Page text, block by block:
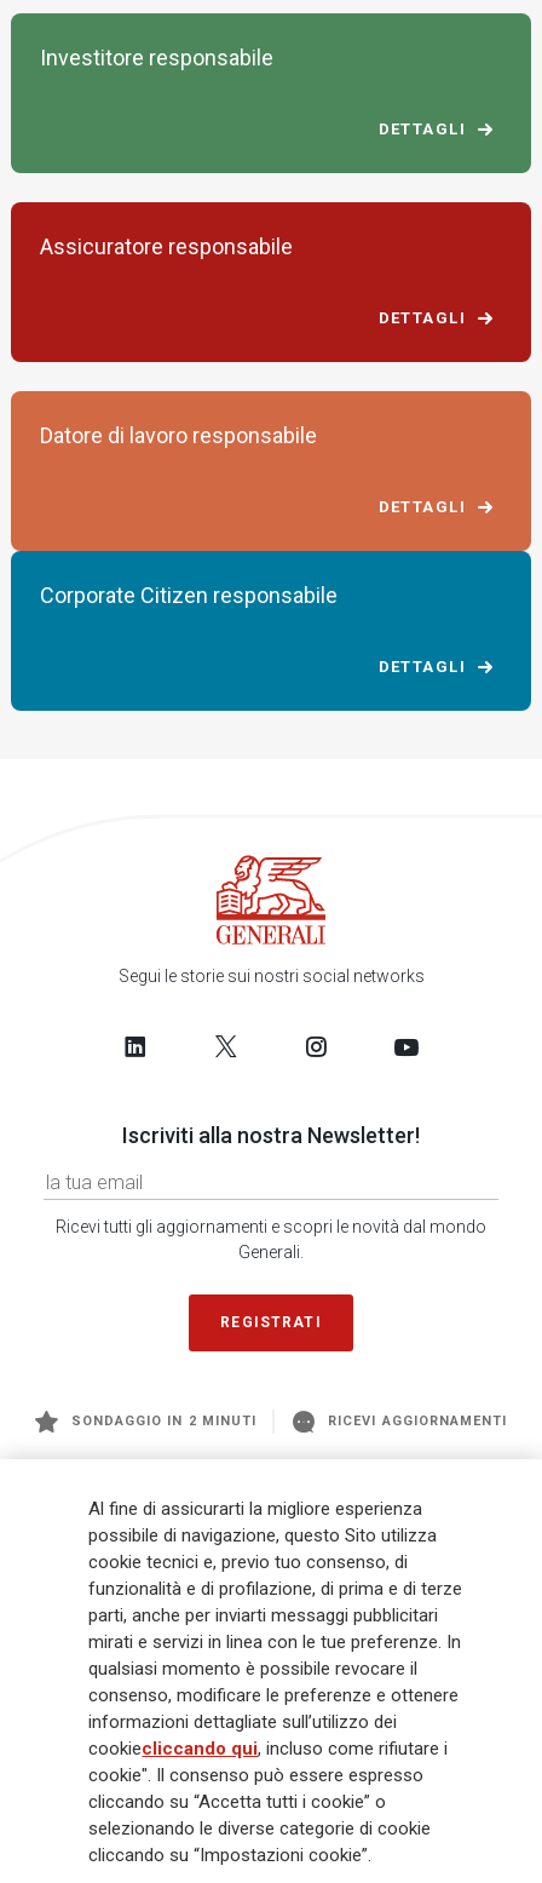
Investitore responsabile
DETTAGLI
Assicuratore responsabile
DETTAGLI
Datore di lavoro responsabile
DETTAGLI
Corporate Citizen responsabile
DETTAGLI
Segui le storie sui nostri social networks
Iscriviti alla nostra Newsletter!
Ricevi tutti gli aggiornamenti e scopri le novità dal mondo
Generali.
REGISTRATI
SONDAGGIO IN 2 MINUTI RICEVI AGGIORNAMENTI
management a livello globale, con premi complessivi pari a € 98,1
miliardi e € 900 miliardi di AUM nel 2025. Fondato nel 1831, con oltre 88
mila dipendenti e 163 mila agenti che servono 75 milioni di clienti, il
Gruppo ha una posizione di leadership in Europa e una presenza
crescente in Asia e America. Al centro della strategia di Generali c'è il suo
impegno Lifetime Partner verso i clienti, realizzato attraverso soluzioni
innovative e personalizzate, un'esperienza cliente di prima classe e le sue
capacità di distribuzione globale digitalizzata. Il Gruppo ha
completamente integrato la sostenibilità in tutte le scelte strategiche, con
l'obiettivo di creare valore per tutti gli stakeholder mentre costruisce una
società più equa e resiliente.
Legal Info Cookie Policy Privacy & GDPR
Al fine di assicurarti la migliore esperienza
possibile di navigazione, questo Sito utilizza
cookie tecnici e, previo tuo consenso, di
funzionalità e di profilazione, di prima e di terze
parti, anche per inviarti messaggi pubblicitari
mirati e servizi in linea con le tue preferenze. In
qualsiasi momento è possibile revocare il
consenso, modificare le preferenze e ottenere
informazioni dettagliate sull’utilizzo dei
cookiecliccando qui, incluso come rifiutare i
cookie". Il consenso può essere espresso
cliccando su “Accetta tutti i cookie” o
selezionando le diverse categorie di cookie
cliccando su “Impostazioni cookie”.